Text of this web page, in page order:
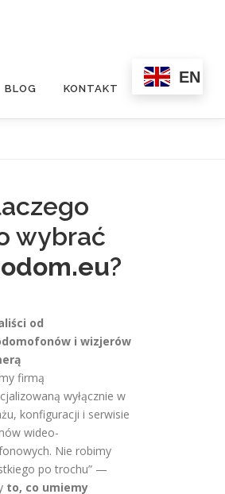
BLOG KONTAKT
EN
wybrać
?
od
i wizjerów
firmą
wyłącznie w
konfiguracji i serwisie
wideo-
Nie robimy
po trochu” —
to, co umiemy